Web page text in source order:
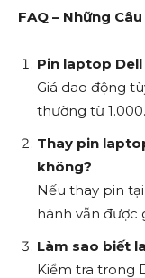
FAQ – Những
Pin laptop
Giá dao động
thường từ
Thay pin
không?
Nếu thay pin
hành vẫn được
Làm sao biết
Kiểm tra trong